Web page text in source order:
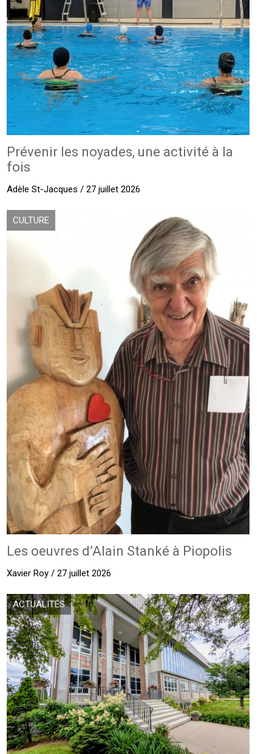
Prévenir les noyades, une activité à la
fois
Adèle St-Jacques / 27 juillet 2026
CULTURE
Les oeuvres d’Alain Stanké à Piopolis
Xavier Roy / 27 juillet 2026
ACTUALITÉS